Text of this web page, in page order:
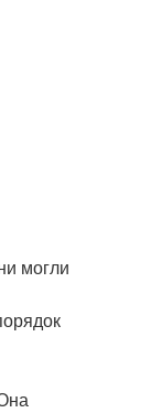
могли